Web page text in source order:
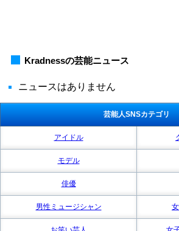
Kradnessの芸能ニュース
ニュースはありません
芸能人SNSカテゴリ
アイドル
モデル
俳優
男性ミュージシャン